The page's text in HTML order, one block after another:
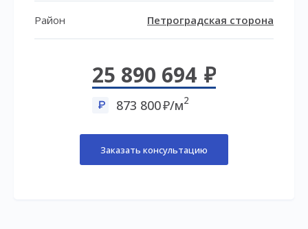
Район Петроградская сторона
25 890 694
873 800 /м2
Заказать консультацию